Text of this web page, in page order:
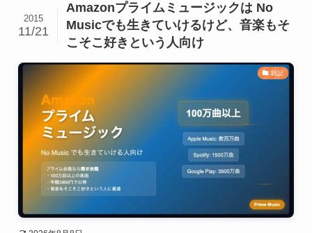
Amazonプライムミュージックは No
Musicでも生きていけるけど、音楽もそ
こそこ好きという人向け
2015
11/21
雑記